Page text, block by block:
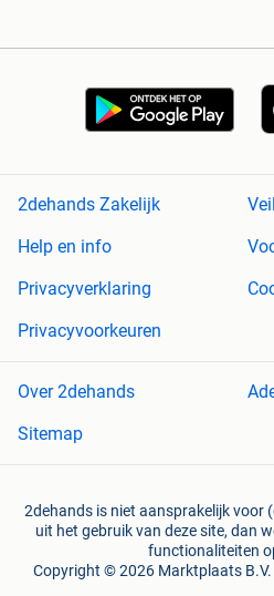
2dehands Zakelijk
Help en info
Privacyverklaring
Privacyvoorkeuren
Over 2dehands
Sitemap
2dehands is niet aansprakelijk voor
uit het gebruik van deze site, dan
functionaliteiten
Copyright © 2026 Marktplaats